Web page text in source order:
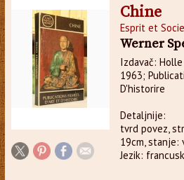
Chine
Esprit et
Werner
Izdavač:
1963;
D'historire
Detaljnije:
tvrd povez,
19cm, stanje:
Jezik: